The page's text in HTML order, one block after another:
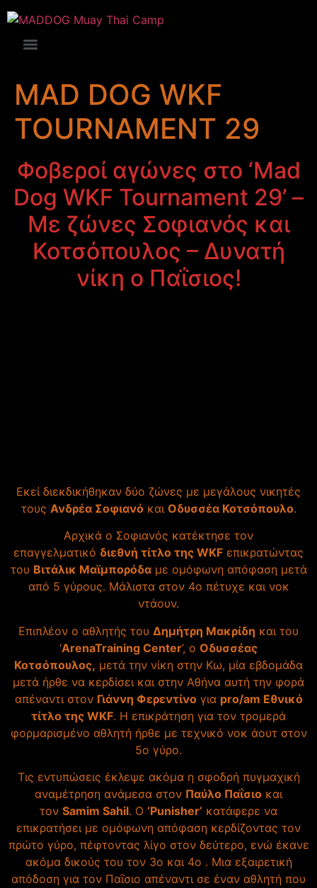
MAD DOG WKF
TOURNAMENT 29
Φοβεροί αγώνες στο ‘Mad
Dog WKF Tournament 29’ –
Με ζώνες Σοφιανός και
Κοτσόπουλος – Δυνατή
νίκη ο Παΐσιος!
Εκεί διεκδικήθηκαν δύο ζώνες με μεγάλους νικητές
τους Ανδρέα Σοφιανόκαι Οδυσσέα Κοτσόπουλο.
Αρχικά ο Σοφιανός κατέκτησε τον
επαγγελματικό διεθνή τίτλο της WKF επικρατώντας
του Βιτάλικ Μαϊμπορόδαμε ομόφωνη απόφαση μετά
από 5 γύρους. Μάλιστα στον 4ο πέτυχε και νοκ
ντάουν.
Επιπλέον ο αθλητής του Δημήτρη Μακρίδη και του
‘ArenaTraining Center’, ο Οδυσσέας
Κοτσόπουλος, μετά την νίκη στην Κω, μία εβδομάδα
μετά ήρθε να κερδίσει και στην Αθήνα αυτή την φορά
απέναντι στον Γιάννη Φερεντίνογια pro/am Εθνικό
τίτλο της WKF. H επικράτηση για τον τρομερά
φορμαρισμένο αθλητή ήρθε με τεχνικό νοκ άουτ στον
5ο γύρο.
Τις εντυπώσεις έκλεψε ακόμα η σφοδρή πυγμαχική
αναμέτρηση ανάμεσα στον Παύλο Παΐσιο και
τον Samim Sahil. O ‘Punisher’ κατάφερε να
επικρατήσει με ομόφωνη απόφαση κερδίζοντας τον
πρώτο γύρο, πέφτοντας λίγο στον δεύτερο, ενώ έκανε
ακόμα δικούς του τον 3ο και 4ο . Μια εξαιρετική
απόδοση για τον Παΐσιο απέναντι σε έναν αθλητή που